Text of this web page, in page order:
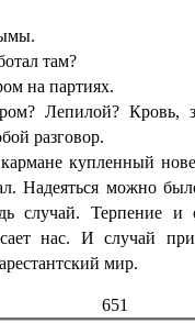
там?
на партиях.
Лепилой? Кровь,
разговор.
купленный
Надеяться можно
случай. Терпение
нас. И случай
мир.
651